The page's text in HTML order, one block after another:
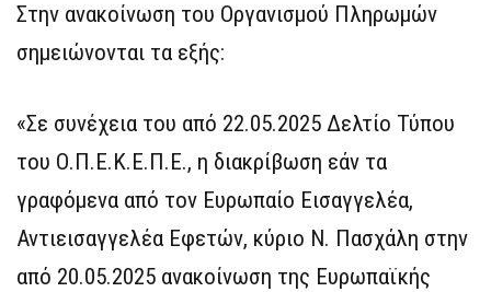
Στην ανακοίνωση του Οργανισμού Πληρωμών
σημειώνονται τα εξής:
«Σε συνέχεια του από 22.05.2025 Δελτίο Τύπου
του Ο.Π.Ε.Κ.Ε.Π.Ε., η διακρίβωση εάν τα
γραφόμενα από τον Ευρωπαίο Εισαγγελέα,
Αντιεισαγγελέα Εφετών, κύριο Ν. Πασχάλη στην
από 20.05.2025 ανακοίνωση της Ευρωπαϊκής